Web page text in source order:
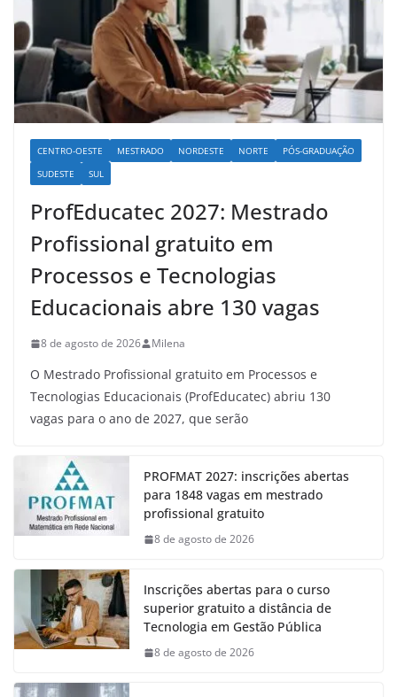
CENTRO-OESTE MESTRADO NORDESTE NORTE
PÓS-GRADUAÇÃO
SUDESTE
SUL
ProfEducatec 2027: Mestrado
Profissional gratuito em
Processos e Tecnologias
Educacionais abre 130 vagas
8 de agosto de 2026 Milena
O Mestrado Profissional gratuito em Processos e
Tecnologias Educacionais (ProfEducatec) abriu 130
vagas para o ano de 2027, que serão
PROFMAT 2027: inscrições abertas
para 1848 vagas em mestrado
profissional gratuito
8 de agosto de 2026
Inscrições abertas para o curso
superior gratuito a distância de
Tecnologia em Gestão Pública
8 de agosto de 2026